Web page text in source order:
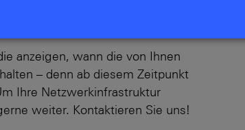
Software-Pflege über Major-
anzeigen, wann die von Ihnen
– denn ab diesem Zeitpunkt
Ihre Netzwerkinfrastruktur
weiter. Kontaktieren Sie uns!